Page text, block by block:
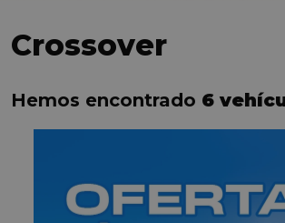
Crossover
Hemos encontrado 6